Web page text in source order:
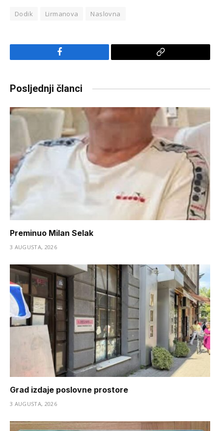
Dodik Lirmanova Naslovna
Facebook
Copy
Posljednji članci
Preminuo Milan Selak
3 AUGUSTA, 2026
Grad izdaje poslovne prostore
3 AUGUSTA, 2026